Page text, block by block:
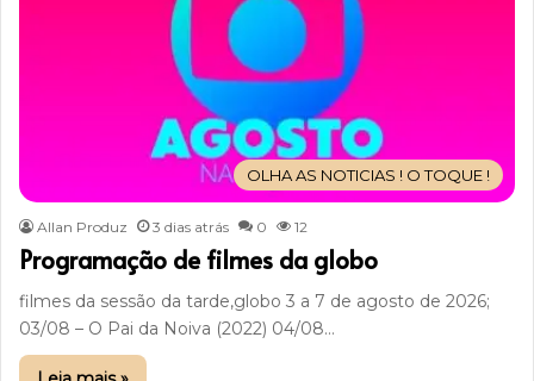
OLHA AS NOTICIAS ! O TOQUE !
Allan Produz 3 dias atrás 0 12
Programação de filmes da globo
filmes da sessão da tarde,globo 3 a 7 de agosto de 2026;
03/08 – O Pai da Noiva (2022) 04/08…